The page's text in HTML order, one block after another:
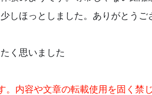
しほっとしました。ありがとうご
く思いました
。内容や文章の転載使用を固く禁